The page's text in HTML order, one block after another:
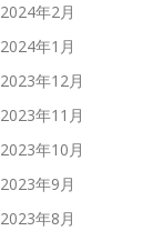
2024年2月
2024年1月
2023年12月
2023年11月
2023年10月
2023年9月
2023年8月